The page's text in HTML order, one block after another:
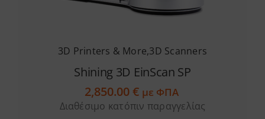
3D Printers & More,3D Scanners
Shining 3D EinScan SP
2,850.00€ με ΦΠΑ
Διαθέσιμο κατόπιν παραγγελίας